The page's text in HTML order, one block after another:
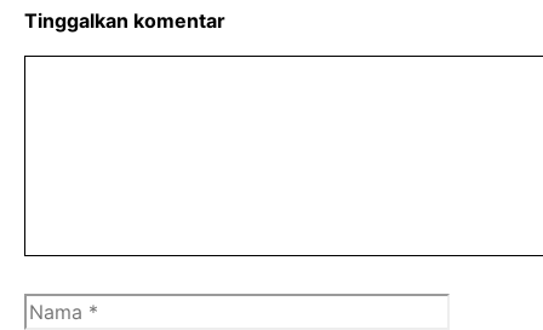
Tinggalkan komentar
Nama